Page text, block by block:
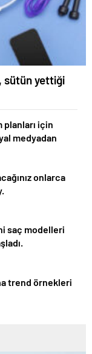
sütün yettiği
için
medyadan
onlarca
saç modelleri
trend örnekleri